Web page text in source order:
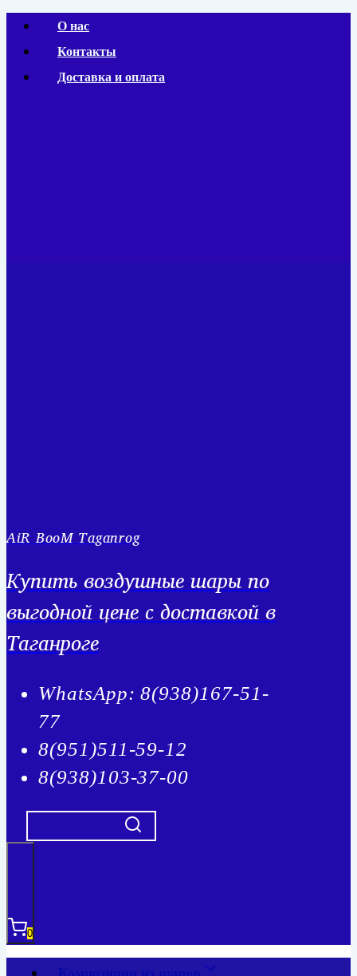
Перейти
содержимому
О нас
Контакты
Доставка и оплата
AiR BooM Taganrog
Купить воздушные шары по
выгодной цене с доставкой в
Таганроге
WhatsApp: 8(938)167-51-
77
8(951)511-59-12
8(938)103-37-00
0